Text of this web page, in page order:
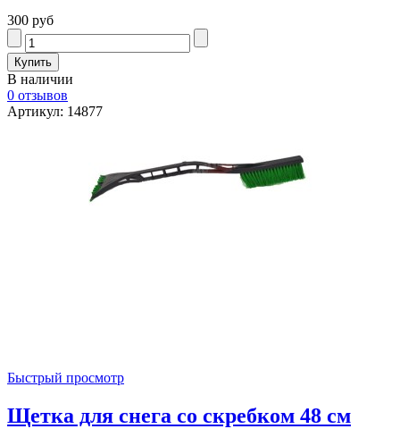
300 руб
В наличии
0 отзывов
Артикул: 14877
Быстрый просмотр
Щетка для снега со скребком 48 см